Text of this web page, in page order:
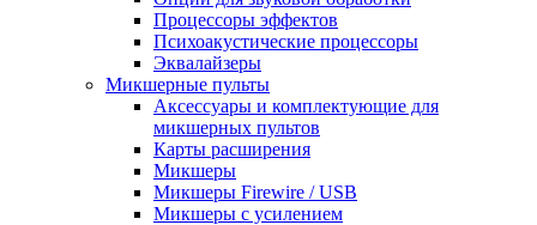
Процессоры эффектов
Психоакустические процессоры
Эквалайзеры
Микшерные пульты
Аксессуары и комплектующие для
микшерных пультов
Карты расширения
Микшеры
Микшеры Firewire / USB
Микшеры с усилением